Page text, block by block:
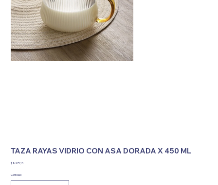
TAZA RAYAS VIDRIO CON ASA DORADA X 450 ML
Precio
$ 8.975,15
Cantidad